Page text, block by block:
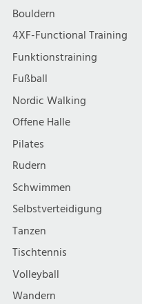
Bouldern
4XF-Functional Training
Funktionstraining
Fußball
Nordic Walking
Offene Halle
Pilates
Rudern
Schwimmen
Selbstverteidigung
Tanzen
Tischtennis
Volleyball
Wandern